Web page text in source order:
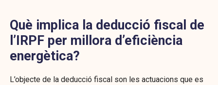
Què implica la deducció fiscal de
l’IRPF per millora d’eficiència
energètica?
L’objecte de la deducció fiscal son les actuacions que es